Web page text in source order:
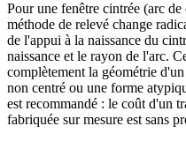
Pour une fenêtre cintrée (arc
méthode de relevé change
de l'appui à la naissance du
naissance et le rayon de l'arc.
complètement la géométrie
non centré ou une forme
est recommandé : le coût d'un
fabriquée sur mesure est sans